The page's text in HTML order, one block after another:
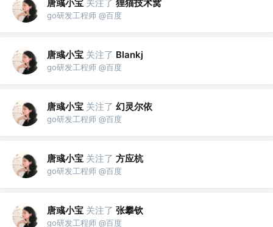
唐彧小宝 关注了 狸猫技术窝
go研发工程师 @百度
唐彧小宝 关注了 Blankj
go研发工程师 @百度
唐彧小宝 关注了 幻灵尔依
go研发工程师 @百度
唐彧小宝 关注了 方应杭
go研发工程师 @百度
唐彧小宝 关注了 张攀钦
go研发工程师 @百度